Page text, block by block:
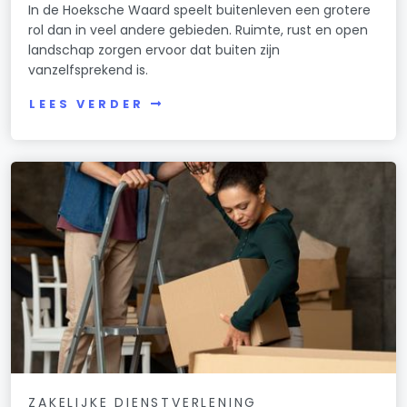
In de Hoeksche Waard speelt buitenleven een grotere
rol dan in veel andere gebieden. Ruimte, rust en open
landschap zorgen ervoor dat buiten zijn
vanzelfsprekend is.
LEES VERDER
ZAKELIJKE DIENSTVERLENING